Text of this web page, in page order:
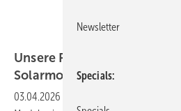
Unsere Produkte der
Solarmodule
03.04.2026
Newsletter
Specials